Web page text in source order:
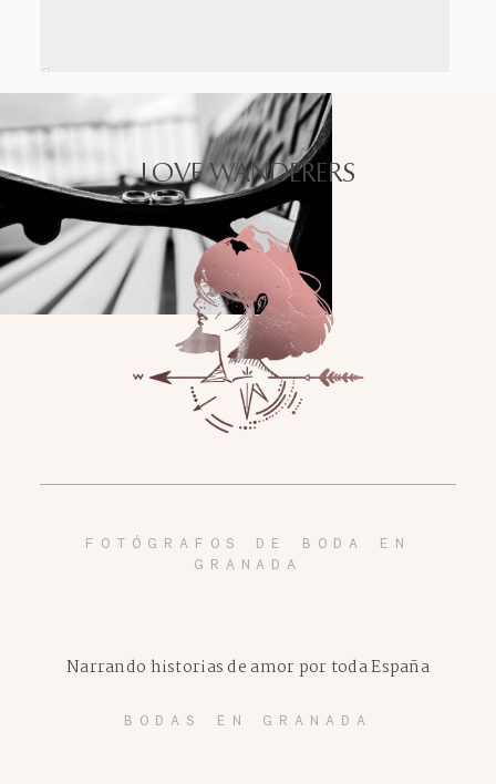
LOVE WANDERERS
FOTÓGRAFOS DE BODA EN
GRANADA
BODAS EN GRANADA
Narrando historias de amor por toda España